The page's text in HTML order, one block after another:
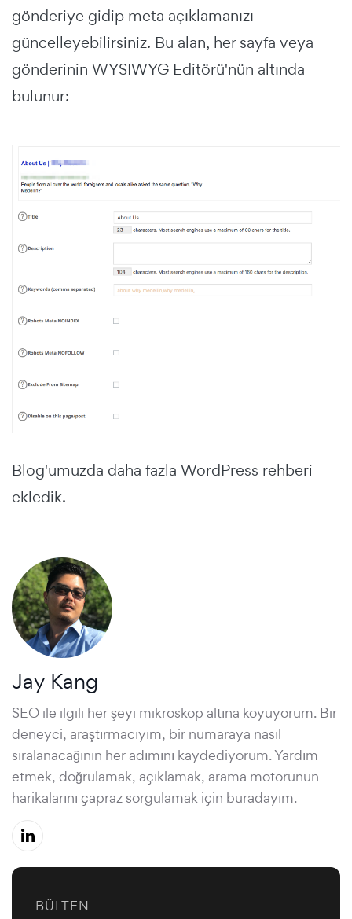
gönderiye gidip meta açıklamanızı
güncelleyebilirsiniz. Bu alan, her sayfa veya
gönderinin WYSIWYG Editörü'nün altında
bulunur:
Blog'umuzda daha fazla WordPress rehberi
ekledik.
Jay Kang
SEO ile ilgili her şeyi mikroskop altına koyuyorum. Bir
deneyci, araştırmacıyım, bir numaraya nasıl
sıralanacağının her adımını kaydediyorum. Yardım
etmek, doğrulamak, açıklamak, arama motorunun
harikalarını çapraz sorgulamak için buradayım.
BÜLTEN